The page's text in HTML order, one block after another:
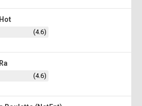
(4.6)
(4.6)